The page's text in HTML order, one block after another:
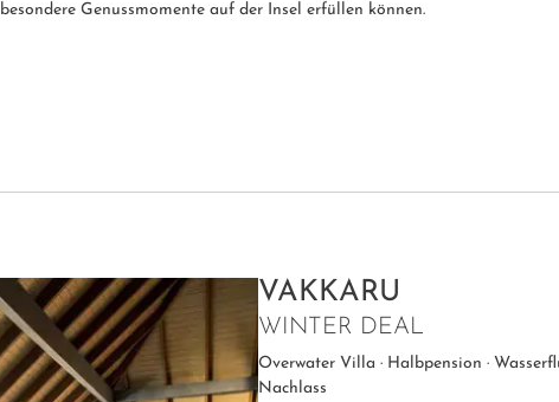
besondere Genussmomente auf der Insel erfüllen können.
VAKKARU
WINTER DEAL
Overwater Villa · Halbpension ·
Nachlass